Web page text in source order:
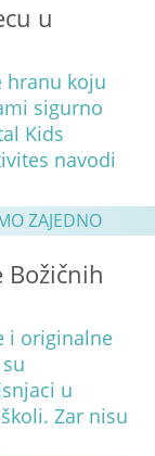
u
hranu koju
sigurno
Kids
navodi
ZAJEDNO
Božičnih
i originalne
u
Zar nisu